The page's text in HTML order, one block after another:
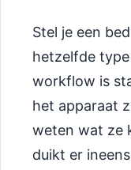
Stel je een
hetzelfde
workflow is
het apparaat
weten wat ze
duikt er